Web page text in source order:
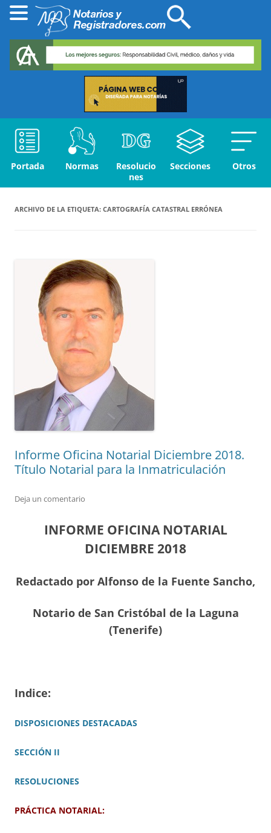
Portada Normas
Resolucio
nes
Secciones Otros
ARCHIVO DE LA ETIQUETA: CARTOGRAFÍA CATASTRAL ERRÓNEA
Informe Oficina Notarial Diciembre 2018.
Título Notarial para la Inmatriculación
Deja un comentario
INFORME OFICINA NOTARIAL
DICIEMBRE 2018
Redactado por Alfonso de la Fuente Sancho,
Notario de San Cristóbal de la Laguna
(Tenerife)
Indice:
DISPOSICIONES DESTACADAS
SECCIÓN II
RESOLUCIONES
PRÁCTICA NOTARIAL: